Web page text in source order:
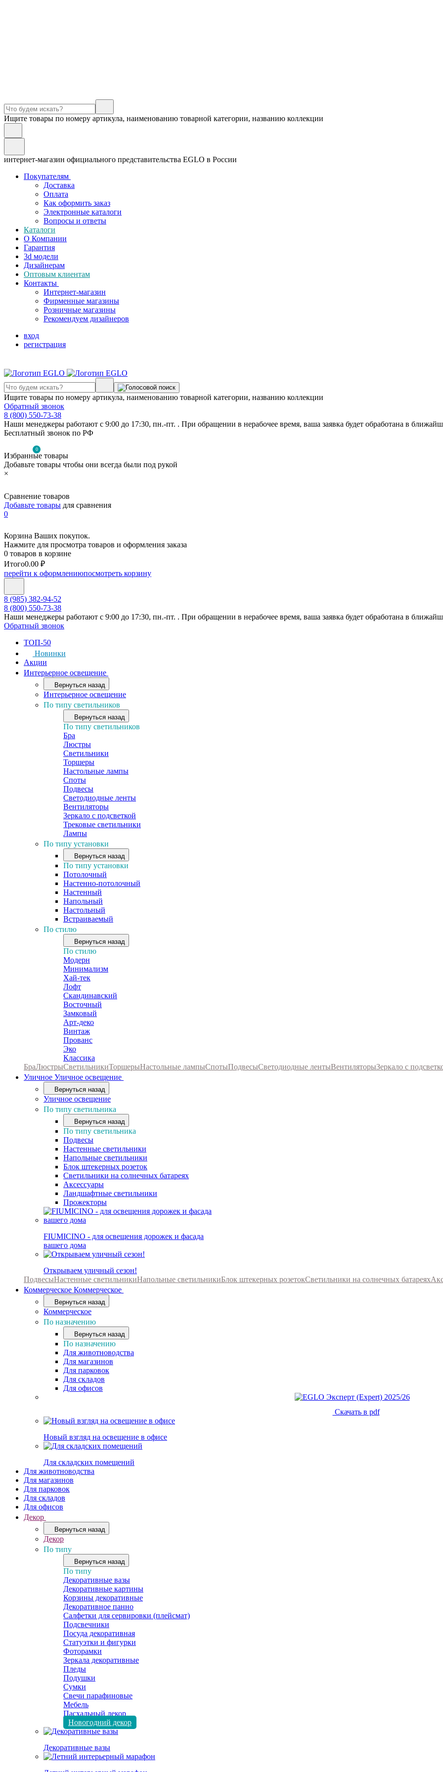
Ищите товары по номеру артикула, наименованию товарной категории, названию коллекции
интернет-магазин официального представительства EGLO в России
Покупателям
Доставка
Оплата
Как оформить заказ
Электронные каталоги
Вопросы и ответы
Каталоги
О Компании
Гарантия
3d модели
Дизайнерам
Оптовым клиентам
Контакты
Интернет-магазин
Фирменные магазины
Розничные магазины
Рекомендуем дизайнеров
вход
регистрация
Ищите товары по номеру артикула, наименованию товарной категории, названию коллекции
Обратный звонок
8 (800) 550-73-38
Наши менеджеры работают с 9:00 до 17:30, пн.-пт. . При обращении в нерабочее время, ваша заявка будет обработана в
Бесплатный звонок по РФ
0
Избранные товары
Добавьте товары чтобы они всегда были под рукой
×
Сравнение товаров
Добавьте товары для сравнения
0
Корзина Ваших покупок.
Нажмите для просмотра товаров и оформления заказа
0 товаров в корзине
Итого0.00 ₽
перейти к оформлениюпосмотреть корзину
8 (985) 382-94-52
8 (800) 550-73-38
Наши менеджеры работают с 9:00 до 17:30, пн.-пт. . При обращении в нерабочее время, ваша заявка будет обработана в
Обратный звонок
ТОП-50
Новинки
Акции
Интерьерное освещение
Вернуться назад
Интерьерное освещение
По типу светильников
Вернуться назад
По типу светильников
Бра
Люстры
Светильники
Торшеры
Настольные лампы
Споты
Подвесы
Светодиодные ленты
Вентиляторы
Зеркало с подсветкой
Трековые светильники
Лампы
По типу установки
Вернуться назад
По типу установки
Потолочный
Настенно-потолочный
Настенный
Напольный
Настольный
Встраиваемый
По стилю
Вернуться назад
По стилю
Модерн
Минимализм
Хай-тек
Лофт
Скандинавский
Восточный
Замковый
Арт-деко
Винтаж
Прованс
Эко
Классика
БраЛюстрыСветильникиТоршерыНастольные лампыСпотыПодвесыСветодиодные лентыВентиляторыЗеркало с
Уличное Уличное освещение
Вернуться назад
Уличное освещение
По типу светильника
Вернуться назад
По типу светильника
Подвесы
Настенные светильники
Напольные светильники
Блок штекерных розеток
Светильники на солнечных батареях
Аксессуары
Ландшафтные светильники
Прожекторы
FIUMICINO - для освещения дорожек и фасада
вашего дома
Открываем уличный сезон!
ПодвесыНастенные светильникиНапольные светильникиБлок штекерных розетокСветильники на солнечных батареях
Коммерческое Коммерческое
Вернуться назад
Коммерческое
По назначению
Вернуться назад
По назначению
Для животноводства
Для магазинов
Для парковок
Для складов
Для офисов
Скачать в pdf
Новый взгляд на освещение в офисе
Для складских помещений
Для животноводства
Для магазинов
Для парковок
Для складов
Для офисов
Декор
Вернуться назад
Декор
По типу
Вернуться назад
По типу
Декоративные вазы
Декоративные картины
Корзины декоративные
Декоративное панно
Салфетки для сервировки (плейсмат)
Подсвечники
Посуда декоративная
Статуэтки и фигурки
Фоторамки
Зеркала декоративные
Пледы
Подушки
Сумки
Свечи парафиновые
Мебель
Пасхальный декор
Новогодний декор
Декоративные вазы